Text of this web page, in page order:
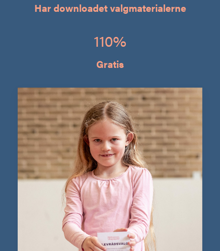
Har downloadet valgmaterialerne
110%
Gratis